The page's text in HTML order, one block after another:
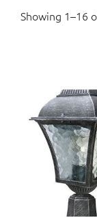
Showing 1–16